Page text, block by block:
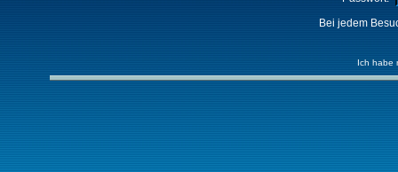
Bei jedem
Ich habe